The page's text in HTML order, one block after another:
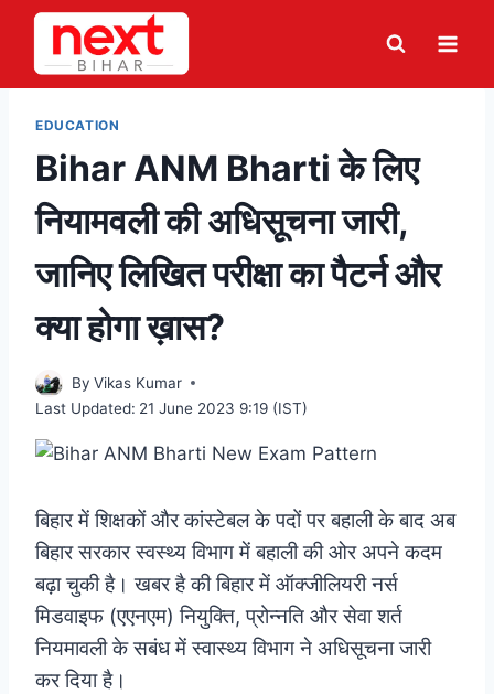
Skip
content
EDUCATION
Bihar ANM Bharti के लिए
नियामवली की अधिसूचना जारी,
जानिए लिखित परीक्षा का पैटर्न और
क्या होगा ख़ास?
By Vikas Kumar
Last Updated: 21 June 2023 9:19 (IST)
बिहार में शिक्षकों और कांस्टेबल के पदों पर बहाली के बाद अब
बिहार सरकार स्वस्थ्य विभाग में बहाली की ओर अपने कदम
बढ़ा चुकी है। खबर है की बिहार में ऑक्जीलियरी नर्स
मिडवाइफ (एएनएम) नियुक्ति, प्रोन्नति और सेवा शर्त
नियमावली के सबंध में स्वास्थ्य विभाग ने अधिसूचना जारी
कर दिया है।